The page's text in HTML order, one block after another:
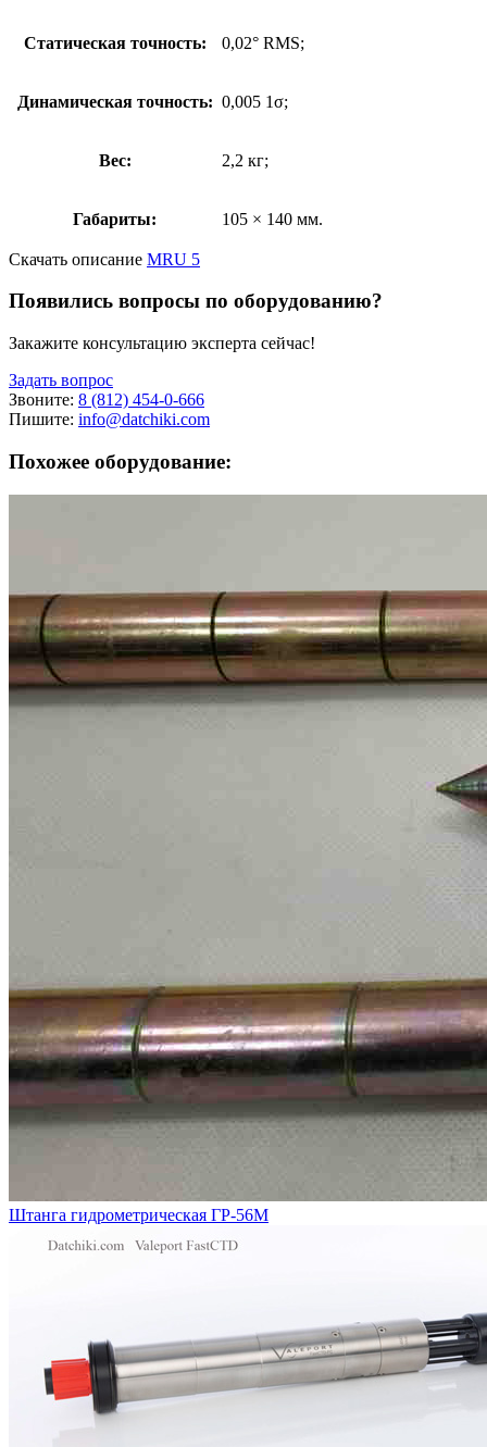
Статическая точность: 0,02° RMS;
Динамическая точность: 0,005 1σ;
Вес: 2,2 кг;
Габариты: 105 × 140 мм.
Скачать описание MRU 5
Появились вопросы по оборудованию?
Закажите консультацию эксперта сейчас!
Задать вопрос
Звоните: 8 (812) 454-0-666
Пишите: info@datchiki.com
Похожее оборудование:
Штанга гидрометрическая ГР-56М